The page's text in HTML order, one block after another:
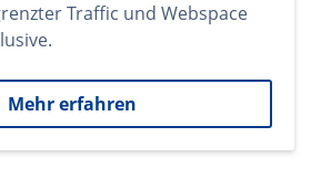
Traffic und Webspace
Mehr erfahren